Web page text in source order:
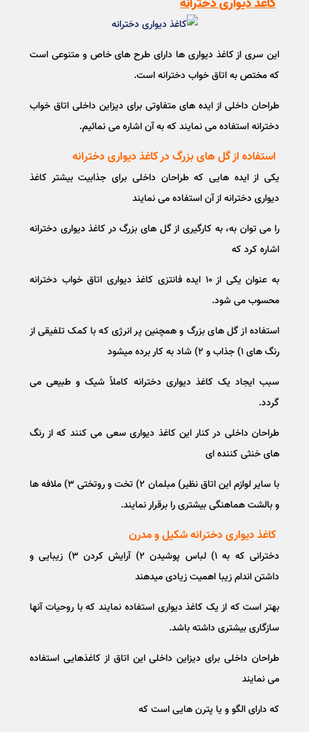
کاغذ دیواری دخترانه
این سری از کاغذ دیواری ها دارای طرح های خاص و متنوعی است
که مختص به اتاق خواب دخترانه است.
طراحان داخلی از ایده های متفاوتی برای دیزاین داخلی اتاق خواب
دخترانه استفاده می نمایند که به آن اشاره می نمائیم.
استفاده از گل های بزرگ در کاغذ دیواری دخترانه
یکی از ایده هایی که طراحان داخلی برای جذابیت بیشتر کاغذ
دیواری دخترانه از آن استفاده می نمایند
را می توان به، به کارگیری از گل های بزرگ در کاغذ دیواری دخترانه
اشاره کرد که
به عنوان یکی از ۱۰ ایده فانتزی کاغذ دیواری اتاق خواب دخترانه
محسوب می شود.
استفاده از گل های بزرگ و همچنین پر انرژی که با کمک تلفیقی از
رنگ های ۱) جذاب و ۲) شاد به کار برده میشود
سبب ایجاد یک کاغذ دیواری دخترانه کاملاً شیک و طبیعی می
گردد.
طراحان داخلی در کنار این کاغذ دیواری سعی می کنند که از رنگ
های خنثی کننده ای
با سایر لوازم این اتاق نظیر) مبلمان ۲) تخت و روتختی ۳) ملافه ها
و بالشت هماهنگی بیشتری را برقرار نمایند.
کاغذ دیواری دخترانه شکیل و مدرن
دخترانی که به ۱) لباس پوشیدن ۲) آرایش کردن ۳) زیبایی و
داشتن اندام زیبا اهمیت زیادی میدهند
بهتر است که از یک کاغذ دیواری استفاده نمایند که با روحیات آنها
سازگاری بیشتری داشته باشد.
طراحان داخلی برای دیزاین داخلی این اتاق از کاغذهایی استفاده
می نمایند
که دارای الگو و یا پترن هایی است که